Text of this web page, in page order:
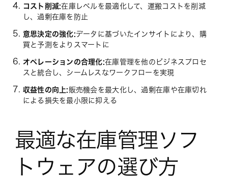
コスト削減:在庫レベルを最適化して、運搬コストを削減
し、過剰在庫を防止
意思決定の強化:データに基づいたインサイトにより、購
買と予測をよりスマートに
オペレーションの合理化:在庫管理を他のビジネスプロセ
スと統合し、シームレスなワークフローを実現
収益性の向上: 販売機会を最大化し、過剰在庫や在庫切れ
による損失を最小限に抑える
最適な在庫管理ソフ
トウェアの選び方